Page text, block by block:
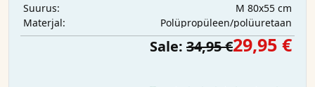
Suurus:
M 80x55 cm
Materjal:
Polüpropüleen/polüuretaan
Sale: 34,95 €29,95 €